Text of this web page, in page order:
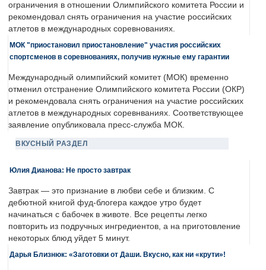
ограничения в отношении Олимпийского комитета России и
рекомендовал снять ограничения на участие российских
атлетов в международных соревнованиях.
МОК "приостановил приостановление" участия российских
спортсменов в соревнованиях, получив нужные ему гарантии
Международный олимпийский комитет (МОК) временно
отменил отстранение Олимпийского комитета России (ОКР)
и рекомендовала снять ограничения на участие российских
атлетов в международных соревнваниях. Соответствующее
заявление опубликовала пресс-служба МОК.
ВКУСНЫЙ РАЗДЕЛ
Юлия Дианова: Не просто завтрак
Завтрак — это признание в любви себе и близким. С
дебютной книгой фуд-блогера каждое утро будет
начинаться с бабочек в животе. Все рецепты легко
повторить из подручных ингредиентов, а на приготовление
некоторых блюд уйдет 5 минут.
Дарья Близнюк: «Заготовки от Даши. Вкусно, как ни «крути»!